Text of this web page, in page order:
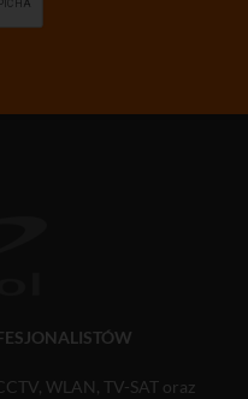
WLAN, TV-SAT oraz